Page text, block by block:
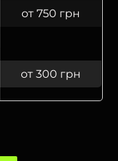
от 750 грн
от 300 грн